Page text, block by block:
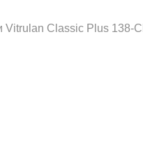
ЛИНОЛЕУМ
Vitrulan Classic Plus 138-